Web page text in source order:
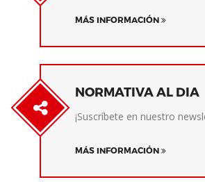
MÁS INFORMACIÓN
NORMATIVA AL DIA
¡Suscríbete en nuestro
MÁS INFORMACIÓN